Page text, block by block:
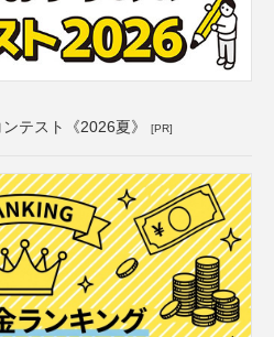
テスト《2026夏》 [PR]